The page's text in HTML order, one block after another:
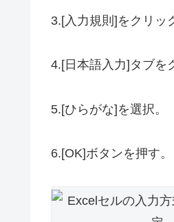
3.[入力規則]をクリッ
4.[日本語入力]タブを
5.[ひらがな]を選択。
6.[OK]ボタンを押す。